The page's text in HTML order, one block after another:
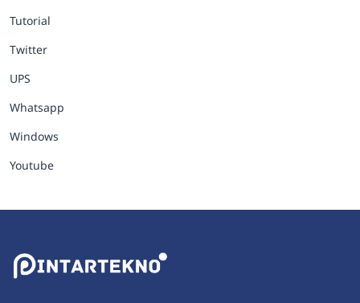
Tutorial
Twitter
UPS
Whatsapp
Windows
Youtube